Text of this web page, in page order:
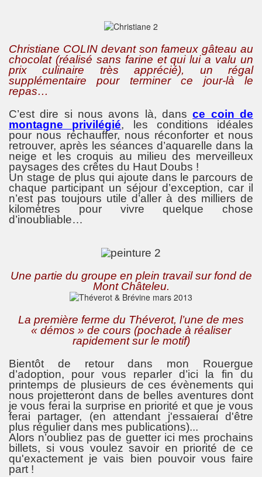
Christiane COLIN devant son fameux gâteau au
chocolat (réalisé sans farine et qui lui a valu un
prix culinaire très apprécié), un régal
supplémentaire pour terminer ce jour-là le
repas…
C’est dire si nous avons là, dansce coin de
montagne privilégié, les conditions idéales
pour nous réchauffer, nous réconforter et nous
retrouver, après les séances d’aquarelle dans la
neige et les croquis au milieu des merveilleux
paysages des crêtes du Haut Doubs !
Un stage de plus qui ajoute dans le parcours de
chaque participant un séjour d’exception, car il
n’est pas toujours utile d’aller à des milliers de
kilomètres pour vivre quelque chose
d’inoubliable…
Une partie du groupe en plein travail sur fond de
Mont Châteleu.
La première ferme du Théverot, l’une de mes
« démos » de cours (pochade à réaliser
rapidement sur le motif)
Bientôt de retour dans mon Rouergue
d’adoption, pour vous reparler d’ici la fin du
printemps de plusieurs de ces évènements qui
nous projetteront dans de belles aventures dont
je vous ferai la surprise en priorité et que je vous
ferai partager, (en attendant j'essaierai d'être
plus régulier dans mes publications)...
Alors n’oubliez pas de guetter ici mes prochains
billets, si vous voulez savoir en priorité de ce
qu'exactement je vais bien pouvoir vous faire
part !